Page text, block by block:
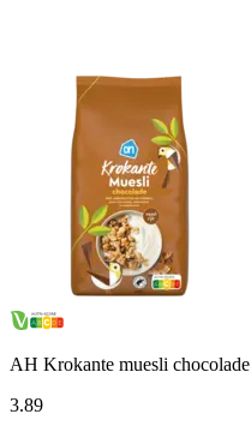
AH Krokante muesli chocolade
3.89